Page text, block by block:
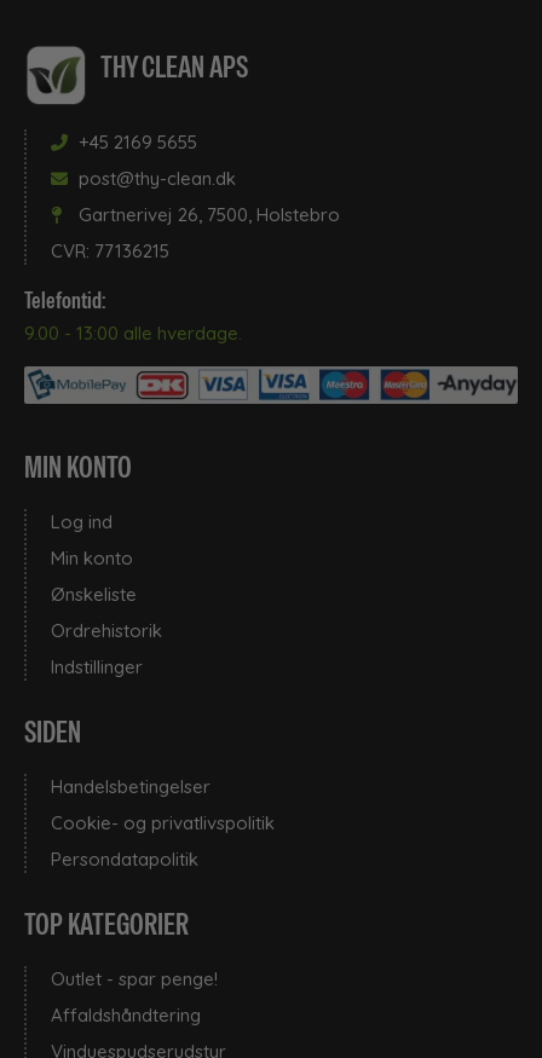
THY CLEAN APS
+45 2169 5655
post@thy-clean.dk
Gartnerivej 26, 7500, Holstebro
CVR: 77136215
Telefontid:
9.00 - 13:00 alle hverdage.
MIN KONTO
Log ind
Min konto
Ønskeliste
Ordrehistorik
Indstillinger
SIDEN
Handelsbetingelser
Cookie- og privatlivspolitik
Persondatapolitik
TOP KATEGORIER
Outlet - spar penge!
Affaldshåndtering
Vinduespudserudstyr